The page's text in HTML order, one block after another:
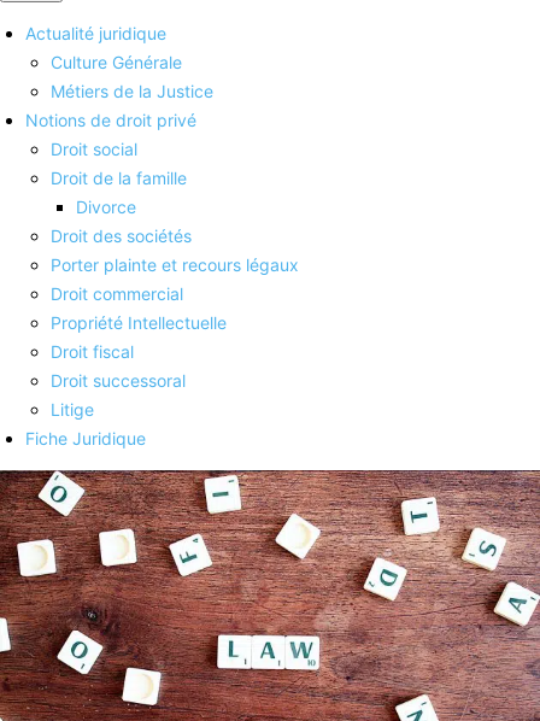
Savoirs juridiques
Actualité juridique
Culture Générale
Métiers de la Justice
Notions de droit privé
Droit social
Droit de la famille
Divorce
Droit des sociétés
Porter plainte et recours légaux
Droit commercial
Propriété Intellectuelle
Droit fiscal
Droit successoral
Litige
Fiche Juridique